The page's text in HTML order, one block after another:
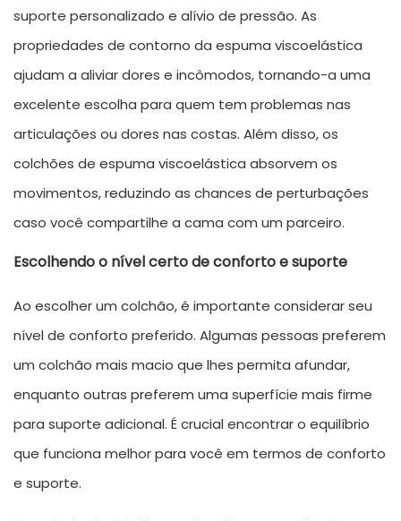
suporte personalizado e alívio de pressão. As
propriedades de contorno da espuma viscoelástica
ajudam a aliviar dores e incômodos, tornando-a uma
excelente escolha para quem tem problemas nas
articulações ou dores nas costas. Além disso, os
colchões de espuma viscoelástica absorvem os
movimentos, reduzindo as chances de perturbações
caso você compartilhe a cama com um parceiro.
Escolhendo o nível certo de conforto e suporte
Ao escolher um colchão, é importante considerar seu
nível de conforto preferido. Algumas pessoas preferem
um colchão mais macio que lhes permita afundar,
enquanto outras preferem uma superfície mais firme
para suporte adicional. É crucial encontrar o equilíbrio
que funciona melhor para você em termos de conforto
e suporte.